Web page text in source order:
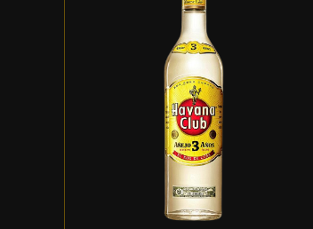
ADD TO CART / DETALLES